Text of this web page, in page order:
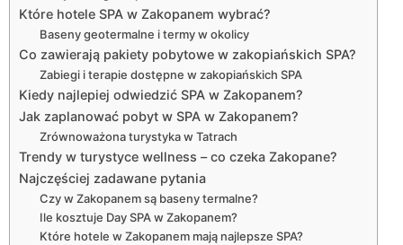
Które hotele SPA w Zakopanem wybrać?
Baseny geotermalne i termy w okolicy
Co zawierają pakiety pobytowe w zakopiańskich SPA?
Zabiegi i terapie dostępne w zakopiańskich SPA
Kiedy najlepiej odwiedzić SPA w Zakopanem?
Jak zaplanować pobyt w SPA w Zakopanem?
Zrównoważona turystyka w Tatrach
Trendy w turystyce wellness – co czeka Zakopane?
Najczęściej zadawane pytania
Czy w Zakopanem są baseny termalne?
Ile kosztuje Day SPA w Zakopanem?
Które hotele w Zakopanem mają najlepsze SPA?